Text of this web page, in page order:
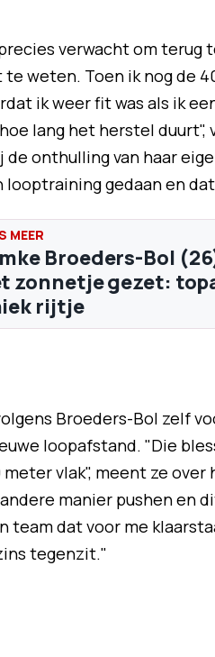
verwacht om terug
weten. Toen ik nog de
ik weer fit was als ik
lang het herstel
de onthulling van haar
gedaan en
Broeders-Bol
zonnetje gezet:
rijtje
Broeders-Bol zelf
loopafstand. "Die
vlak", meent ze
manier pushen en
team dat voor me
tegenzit."